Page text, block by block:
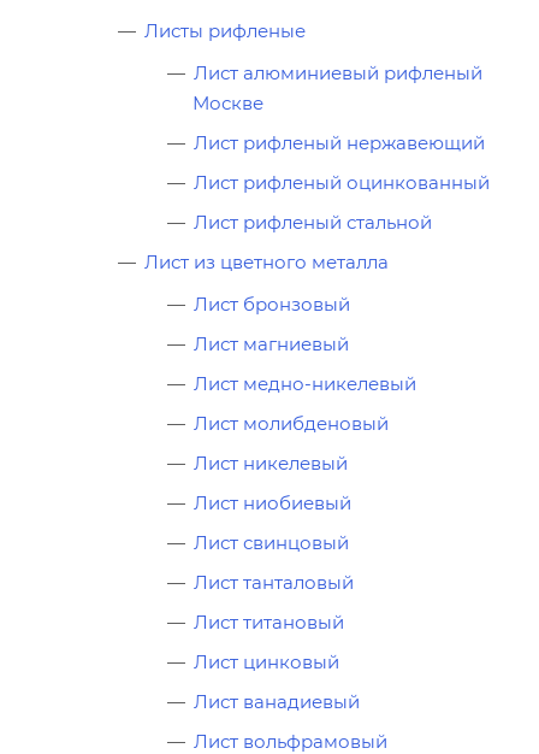
Листы рифленые
Лист алюминиевый рифленый
Москве
Лист рифленый нержавеющий
Лист рифленый оцинкованный
Лист рифленый стальной
Лист из цветного металла
Лист бронзовый
Лист магниевый
Лист медно-никелевый
Лист молибденовый
Лист никелевый
Лист ниобиевый
Лист свинцовый
Лист танталовый
Лист титановый
Лист цинковый
Лист ванадиевый
Лист вольфрамовый